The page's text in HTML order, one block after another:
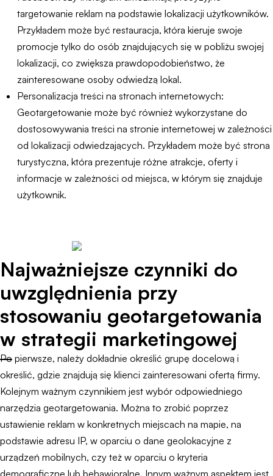
targetowanie reklam na podstawie lokalizacji użytkowników.
Przykładem może być restauracja, która kieruje swoje
promocje tylko do osób znajdujących się w pobliżu swojej
lokalizacji, co zwiększa prawdopodobieństwo, że
zainteresowane osoby odwiedzą lokal.
Personalizacja treści na stronach internetowych:
Geotargetowanie może być również wykorzystane do
dostosowywania treści na stronie internetowej w zależności
od lokalizacji odwiedzających. Przykładem może być strona
turystyczna, która prezentuje różne atrakcje, oferty i
informacje w zależności od miejsca, w którym się znajduje
użytkownik.
Najważniejsze czynniki do
uwzględnienia przy
stosowaniu geotargetowania
w strategii marketingowej
Po pierwsze, należy dokładnie określić grupę docelową i
określić, gdzie znajdują się klienci zainteresowani ofertą firmy.
Kolejnym ważnym czynnikiem jest wybór odpowiedniego
narzędzia geotargetowania. Można to zrobić poprzez
ustawienie reklam w konkretnych miejscach na mapie, na
podstawie adresu IP, w oparciu o dane geolokacyjne z
urządzeń mobilnych, czy też w oparciu o kryteria
demograficzne lub behawioralne. Innym ważnym aspektem jest